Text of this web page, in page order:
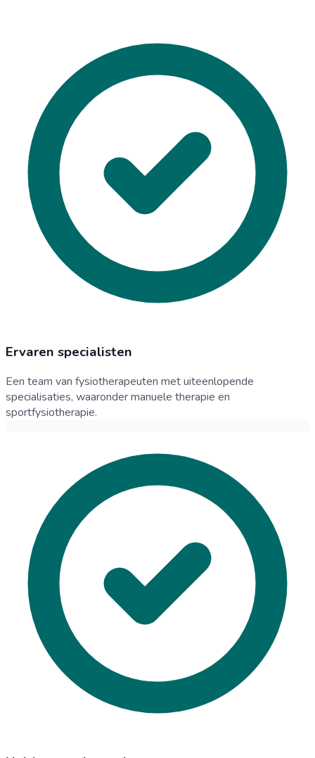
Ervaren specialisten
Een team van fysiotherapeuten met uiteenlopende
specialisaties, waaronder manuele therapie en
sportfysiotherapie.